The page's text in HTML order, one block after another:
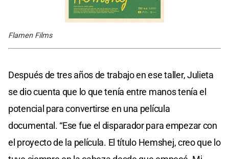
Flamen Films
Después de tres años de trabajo en ese taller, Julieta
se dio cuenta que lo que tenía entre manos tenía el
potencial para convertirse en una película
documental. “Ese fue el disparador para empezar con
el proyecto de la película. El título Hemshej, creo que lo